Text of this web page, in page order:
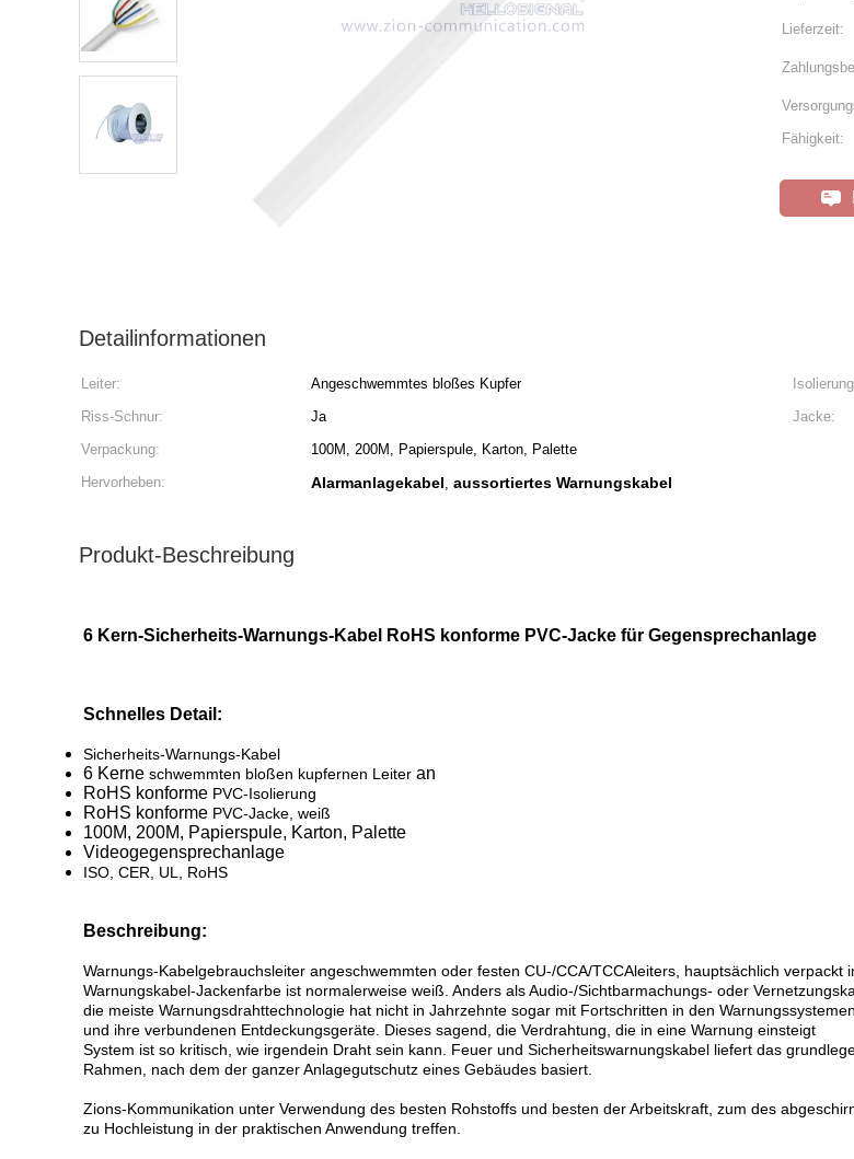
Lieferzeit:
Fähigkeit:
Detailinformationen
Leiter: Angeschwemmtes bloßes Kupfer
Riss-Schnur:
Ja Jacke:
Verpackung:
100M, 200M, Papierspule, Karton, Palette
Hervorheben:
Alarmanlagekabel, aussortiertes Warnungskabel
Produkt-Beschreibung
6 Kern-Sicherheits-Warnungs-Kabel RoHS konforme PVC-Jacke für Gegensprechanlage
Schnelles Detail:
Sicherheits-Warnungs-Kabel
6 Kerne schwemmten bloßen kupfernen Leiter an
RoHS konforme PVC-Isolierung
RoHS konforme PVC-Jacke, weiß
100M, 200M, Papierspule, Karton, Palette
Videogegensprechanlage
ISO, CER, UL, RoHS
Beschreibung:
Warnungs-Kabelgebrauchsleiter angeschwemmten oder festen CU-/CCA/TCCAleiters, hauptsächlich verpackt
Warnungskabel-Jackenfarbe ist normalerweise weiß. Anders als Audio-/Sichtbarmachungs- oder
die meiste Warnungsdrahttechnologie hat nicht in Jahrzehnte sogar mit Fortschritten in den
und ihre verbundenen Entdeckungsgeräte. Dieses sagend, die Verdrahtung, die in eine Warnung einsteigt
System ist so kritisch, wie irgendein Draht sein kann. Feuer und Sicherheitswarnungskabel liefert das
Rahmen, nach dem der ganzer Anlagegutschutz eines Gebäudes basiert.
Zions-Kommunikation unter Verwendung des besten Rohstoffs und besten der Arbeitskraft, zum des
zu Hochleistung in der praktischen Anwendung treffen.